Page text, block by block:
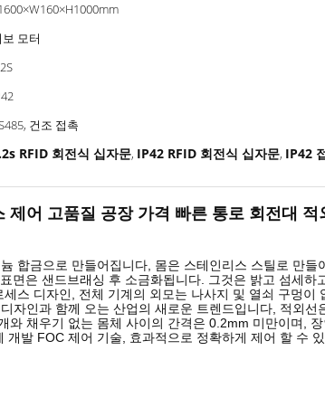
모터
건조 접촉
RFID 회전식 십자문, IP42 RFID 회전식 십자문, IP42
제어 고품질 공장 가격 빠른 통로 회전대 적
합금으로 만들어집니다, 몸은 스테인리스 스틸로 만
면은 샌드브래싱 후 소금화됩니다. 그것은 밝고 섬세하
스 디자인, 전체 기계의 외모는 나사지 및 열쇠 구멍
자인과 함께 오는 산업의 새로운 트렌드입니다, 적외
와 채우기 없는 몸체 사이의 간격은 0.2mm 미만이며,
발 FOC 제어 기술, 효과적으로 정확하게 제어 할 수